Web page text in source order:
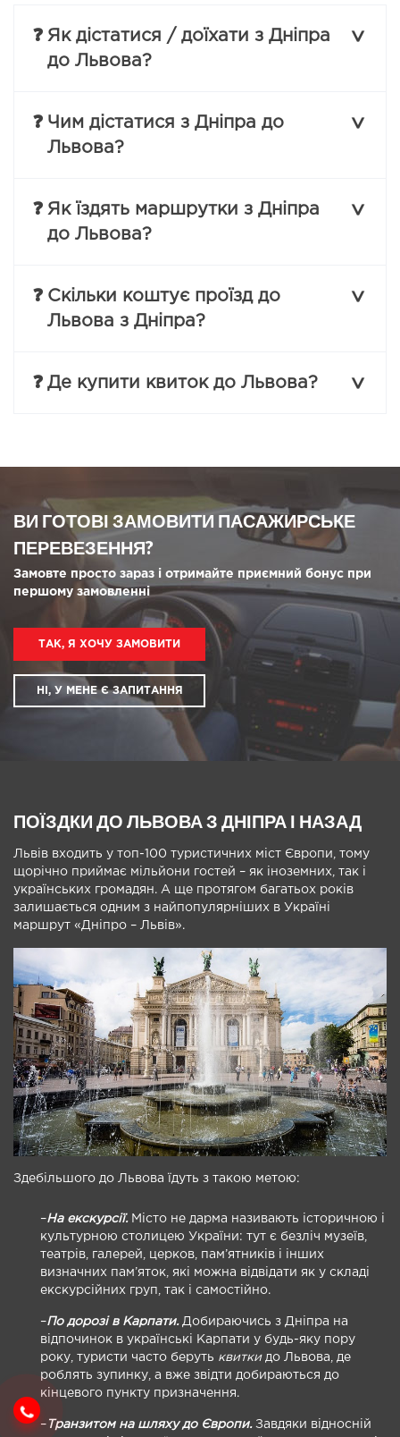
❓ Як дістатися / доїхати з Дніпра
до Львова?
❓ Чим дістатися з Дніпра до
Львова?
❓ Як їздять маршрутки з Дніпра
до Львова?
❓ Скільки коштує проїзд до
Львова з Дніпра?
❓ Де купити квиток до Львова?
ВИ ГОТОВІ ЗАМОВИТИ ПАСАЖИРСЬКЕ
ПЕРЕВЕЗЕННЯ?
Замовте просто зараз і отримайте приємний бонус при
першому замовленні
ТАК, Я ХОЧУ ЗАМОВИТИ
НІ, У МЕНЕ Є ЗАПИТАННЯ
ПОЇЗДКИ ДО ЛЬВОВА З ДНІПРА І НАЗАД
Львів входить у топ-100 туристичних міст Європи, тому
щорічно приймає мільйони гостей – як іноземних, так і
українських громадян. А ще протягом багатьох років
залишається одним з найпопулярніших в Україні
маршрут «Дніпро – Львів».
Здебільшого до Львова їдуть з такою метою:
–На екскурсії.Місто не дарма називають історичною і
культурною столицею України: тут є безліч музеїв,
театрів, галерей, церков, пам’ятників і інших
визначних пам’яток, які можна відвідати як у складі
екскурсійних груп, так і самостійно.
–По дорозі в Карпати. Добираючись з Дніпра на
відпочинок в українські Карпати у будь-яку пору
року, туристи часто беруть квиткидо Львова, де
роблять зупинку, а вже звідти добираються до
кінцевого пункту призначення.
– Транзитом на шляху до Європи.Завдяки відносній